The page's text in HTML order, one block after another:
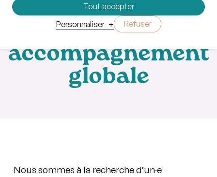
On embauche !
Superviseur·e en
accompagnement
globale
Nous sommes à la recherche d’un·e
Personnaliser + Refuser
Tout accepter